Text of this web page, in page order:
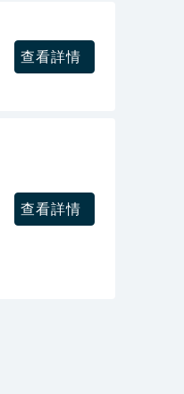
查看詳情
查看詳情